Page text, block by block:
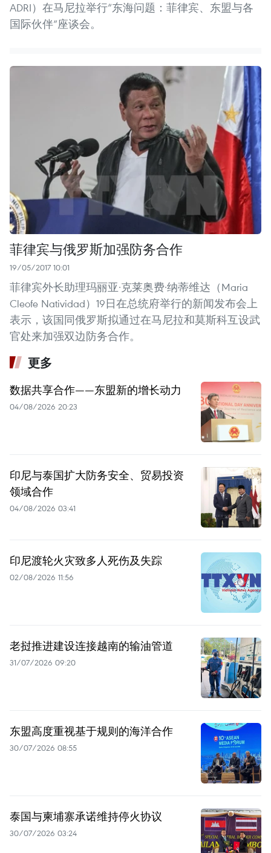
ADRI）在马尼拉举行“东海问题：菲律宾、东盟与各
国际伙伴”座谈会。
菲律宾与俄罗斯加强防务合作
19/05/2017 10:01
菲律宾外长助理玛丽亚·克莱奥费·纳蒂维达（Maria
Cleofe Natividad）19日在总统府举行的新闻发布会上
表示，该国同俄罗斯拟通过在马尼拉和莫斯科互设武
官处来加强双边防务合作。
更多
数据共享合作——东盟新的增长动力
04/08/2026 20:23
印尼与泰国扩大防务安全、贸易投资
领域合作
04/08/2026 03:41
印尼渡轮火灾致多人死伤及失踪
02/08/2026 11:56
老挝推进建设连接越南的输油管道
31/07/2026 09:20
东盟高度重视基于规则的海洋合作
30/07/2026 08:55
泰国与柬埔寨承诺维持停火协议
30/07/2026 03:24